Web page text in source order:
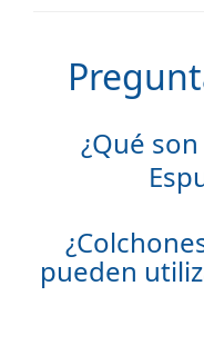
¿Qué
pueden